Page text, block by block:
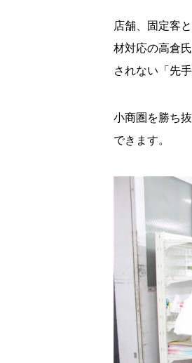
店舗、固定客
材対応の高倉
されない「先
小商圏を勝ち
できます。